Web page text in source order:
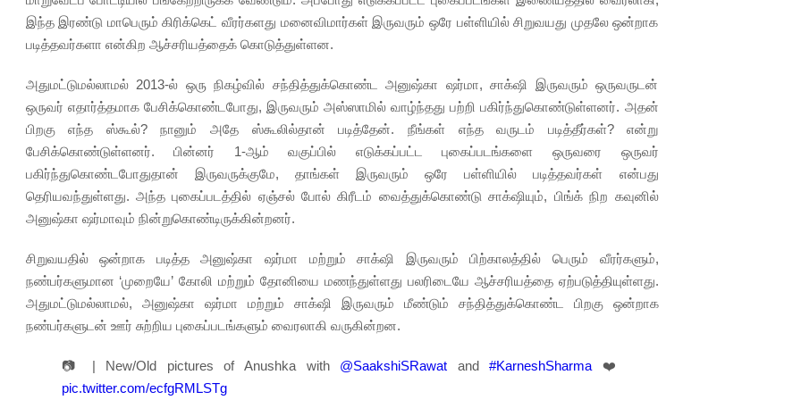
இந்த இரண்டு மாபெரும் கிரிக்கெட் வீரர்களது மனைவிமார்கள் இருவரும் ஒரே பள்ளியில் சிறுவயது முதலே ஒன்றாக
படித்தவர்களா என்கிற ஆச்சரியத்தைக் கொடுத்துள்ளன.
அதுமட்டுமல்லாமல் 2013-ல் ஒரு நிகழ்வில் சந்தித்துக்கொண்ட அனுஷ்கா ஷர்மா, சாக்‌ஷி இருவரும் ஒருவருடன்
ஒருவர் எதார்த்தமாக பேசிக்கொண்டபோது, இருவரும் அஸ்ஸாமில் வாழ்ந்தது பற்றி பகிர்ந்துகொண்டுள்ளனர். அதன்
பிறகு எந்த ஸ்கூல்? நானும் அதே ஸ்கூலில்தான் படித்தேன். நீங்கள் எந்த வருடம் படித்தீர்கள்? என்று
பேசிக்கொண்டுள்ளனர். பின்னர் 1-ஆம் வகுப்பில் எடுக்கப்பட்ட புகைப்படங்களை ஒருவரை ஒருவர்
பகிர்ந்துகொண்டபோதுதான் இருவருக்குமே, தாங்கள் இருவரும் ஒரே பள்ளியில் படித்தவர்கள் என்பது
தெரியவந்துள்ளது. அந்த புகைப்படத்தில் ஏஞ்சல் போல் கிரீடம் வைத்துக்கொண்டு சாக்‌ஷியும், பிங்க் நிற கவுனில்
அனுஷ்கா ஷர்மாவும் நின்றுகொண்டிருக்கின்றனர்.
சிறுவயதில் ஒன்றாக படித்த அனுஷ்கா ஷர்மா மற்றும் சாக்‌ஷி இருவரும் பிற்காலத்தில் பெரும் வீரர்களும்,
நண்பர்களுமான ‘முறையே’ கோலி மற்றும் தோனியை மணந்துள்ளது பலரிடையே ஆச்சரியத்தை ஏற்படுத்தியுள்ளது.
அதுமட்டுமல்லாமல், அனுஷ்கா ஷர்மா மற்றும் சாக்‌ஷி இருவரும் மீண்டும் சந்தித்துக்கொண்ட பிறகு ஒன்றாக
நண்பர்களுடன் ஊர் சுற்றிய புகைப்படங்களும் வைரலாகி வருகின்றன.
📷 | New/Old pictures of Anushka with @SaakshiSRawat and#KarneshSharma ❤️
pic.twitter.com/ecfgRMLSTg